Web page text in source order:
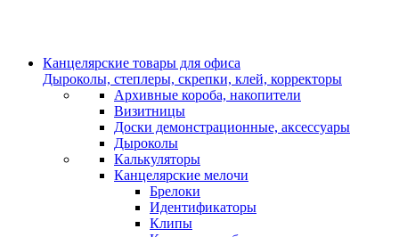
Канцелярские товары для офиса
Дыроколы, степлеры, скрепки, клей, корректоры
Архивные короба, накопители
Визитницы
Доски демонстрационные, аксессуары
Дыроколы
Калькуляторы
Канцелярские мелочи
Брелоки
Идентификаторы
Клипы